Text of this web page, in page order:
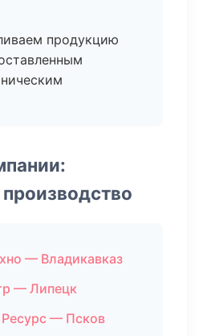
продукцию
— Владикавказ
— Липецк
— Псков